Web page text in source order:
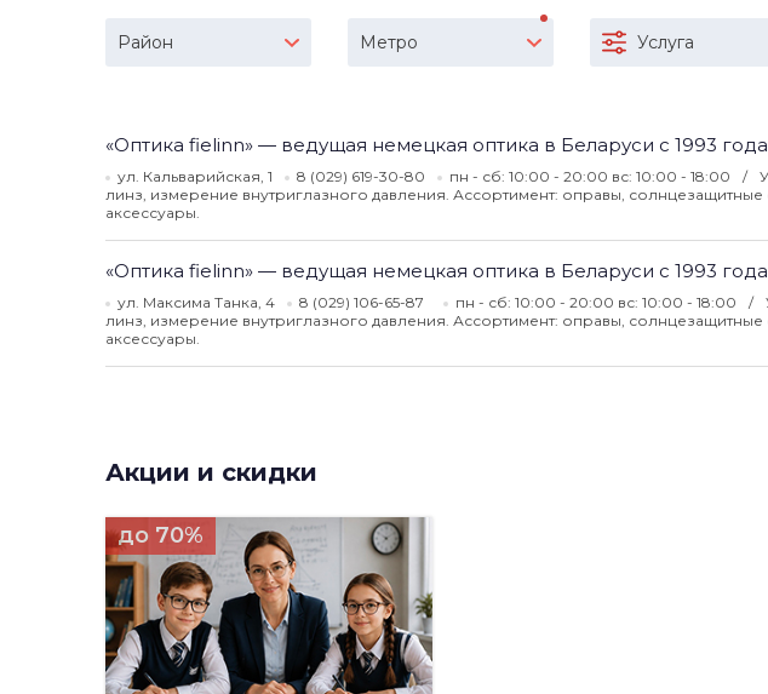
Район Метро Услуга
«Оптика fielinn» — ведущая немецкая оптика в Беларуси с 1993 года
ул. Кальварийская, 1 8 (029) 619-30-80 пн - сб: 10:00 - 20:00 вс: 10:00 - 18:00
линз, измерение внутриглазного давления. Ассортимент: оправы, солнцезащитные
аксессуары.
«Оптика fielinn» — ведущая немецкая оптика в Беларуси с 1993 года
ул. Максима Танка, 4 8 (029) 106-65-87 пн - сб: 10:00 - 20:00 вс: 10:00 - 18:00
линз, измерение внутриглазного давления. Ассортимент: оправы, солнцезащитные
аксессуары.
Акции и скидки
до 70%